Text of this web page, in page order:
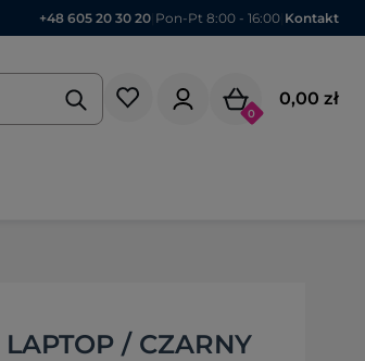
+48 605 20 30 20 Pon-Pt 8:00 - 16:00 Kontakt
0
0,00 zł
/ CZARNY